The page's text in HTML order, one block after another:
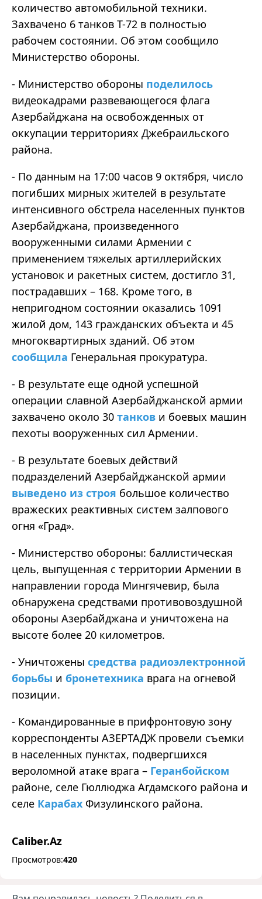
количество автомобильной техники.
Захвачено 6 танков Т-72 в полностью
рабочем состоянии. Об этом сообщило
Министерство обороны.
- Министерство обороны поделилось
видеокадрами развевающегося флага
Азербайджана на освобожденных от
оккупации территориях Джебраильского
района.
- По данным на 17:00 часов 9 октября, число
погибших мирных жителей в результате
интенсивного обстрела населенных пунктов
Азербайджана, произведенного
вооруженными силами Армении с
применением тяжелых артиллерийских
установок и ракетных систем, достигло 31,
пострадавших – 168. Кроме того, в
непригодном состоянии оказались 1091
жилой дом, 143 гражданских объекта и 45
многоквартирных зданий. Об этом
сообщила Генеральная прокуратура.
- В результате еще одной успешной
операции славной Азербайджанской армии
захвачено около 30 танков и боевых машин
пехоты вооруженных сил Армении.
- В результате боевых действий
подразделений Азербайджанской армии
выведено из строя большое количество
вражеских реактивных систем залпового
огня «Град».
- Министерство обороны: баллистическая
цель, выпущенная с территории Армении в
направлении города Мингячевир, была
обнаружена средствами противовоздушной
обороны Азербайджана и уничтожена на
высоте более 20 километров.
- Уничтожены средства радиоэлектронной
борьбы и бронетехника врага на огневой
позиции.
- Командированные в прифронтовую зону
корреспонденты АЗЕРТАДЖ провели съемки
в населенных пунктах, подвергшихся
вероломной атаке врага – Геранбойском
районе, селе Гюллюджа Агдамского района и
селе Карабах Физулинского района.
Caliber.Az
Просмотров:420